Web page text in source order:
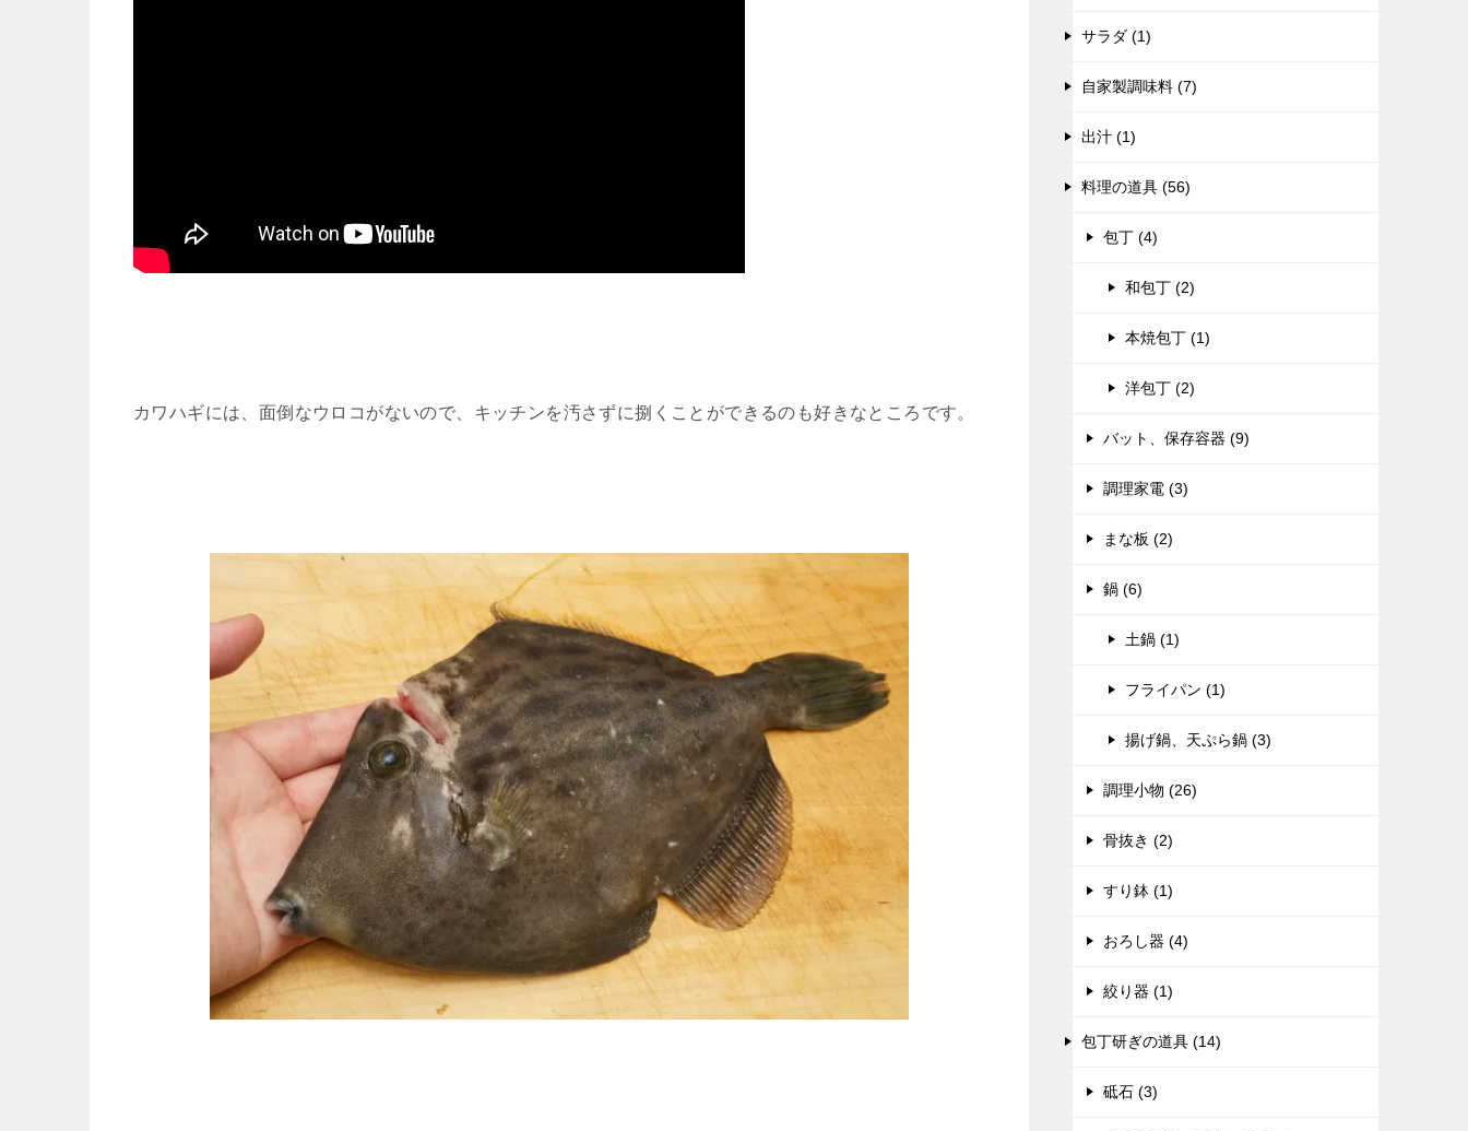
カワハギには、面倒なウロコがないので、キッチンを汚さずに捌くことができるのも好きなところです。
サラダ (1)
自家製調味料 (7)
出汁 (1)
料理の道具 (56)
包丁 (4)
和包丁 (2)
本焼包丁 (1)
洋包丁 (2)
バット、保存容器 (9)
調理家電 (3)
まな板 (2)
鍋 (6)
土鍋 (1)
フライパン (1)
揚げ鍋、天ぷら鍋 (3)
調理小物 (26)
骨抜き (2)
すり鉢 (1)
おろし器 (4)
絞り器 (1)
包丁研ぎの道具 (14)
砥石 (3)